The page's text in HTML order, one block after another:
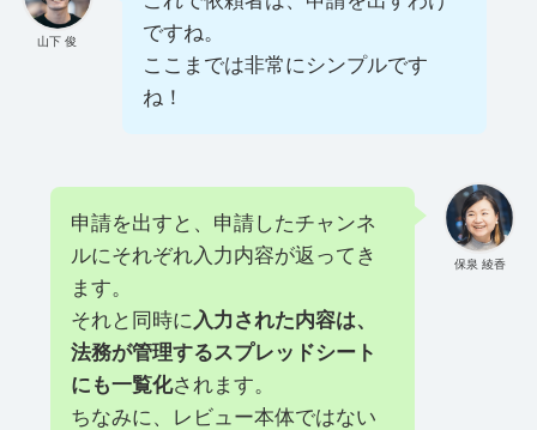
山下 俊
ですね。
ここまでは非常にシンプルです
ね！
保泉 綾香
申請を出すと、申請したチャンネ
ルにそれぞれ入力内容が返ってき
ます。
それと同時に 入力された内容は、
法務が管理するスプレッドシート
にも一覧化されます。
ちなみに、レビュー本体ではない